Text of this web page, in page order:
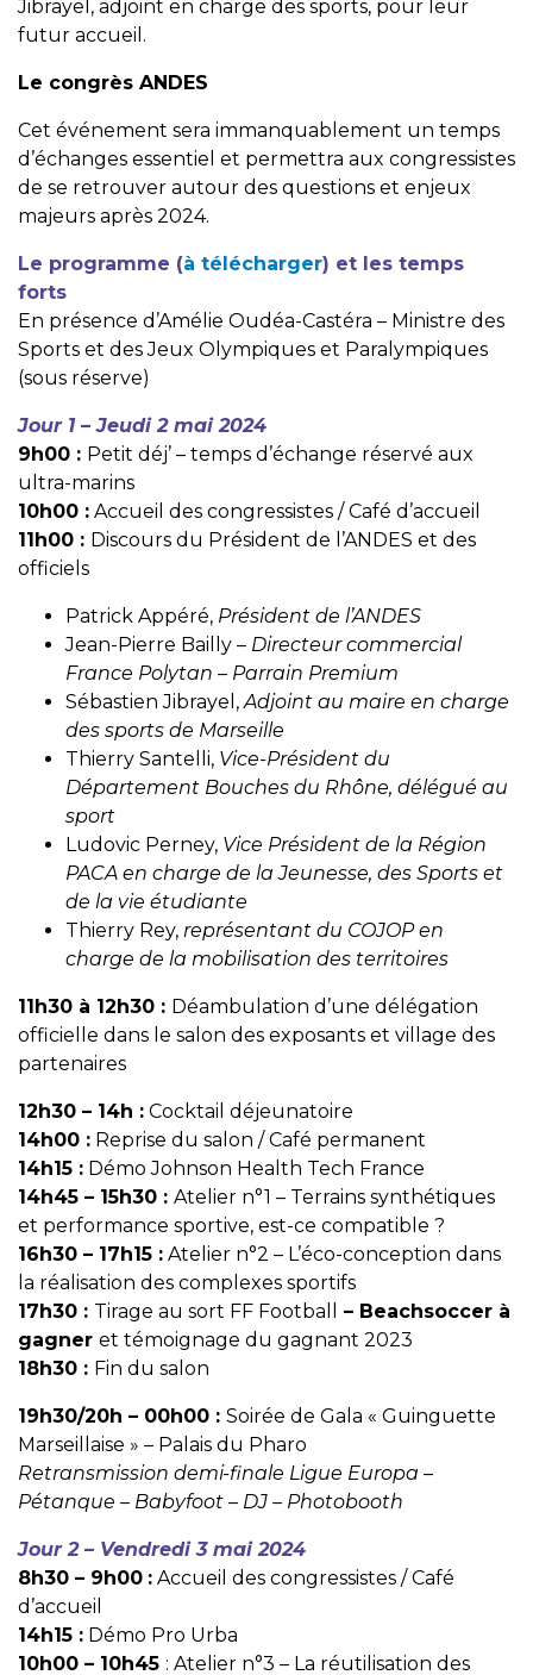
Jibrayel, adjoint en charge des sports, pour leur
futur accueil.
Le congrès ANDES
Cet événement sera immanquablement un temps
d’échanges essentiel et permettra aux congressistes
de se retrouver autour des questions et enjeux
majeurs après 2024.
Le programme (à télécharger) et les temps
forts
En présence d’Amélie Oudéa-Castéra – Ministre des
Sports et des Jeux Olympiques et Paralympiques
(sous réserve)
Jour 1 – Jeudi 2 mai 2024
9h00 : Petit déj’ – temps d’échange réservé aux
ultra-marins
10h00 : Accueil des congressistes / Café d’accueil
11h00 : Discours du Président de l’ANDES et des
officiels
Patrick Appéré, Président de l’ANDES
Jean-Pierre Bailly – Directeur commercial
France Polytan – Parrain Premium
Sébastien Jibrayel,Adjoint au maire en charge
des sports de Marseille
Thierry Santelli, Vice-Président du
Département Bouches du Rhône, délégué au
sport
Ludovic Perney, Vice Président de la Région
PACA en charge de la Jeunesse, des Sports et
de la vie étudiante
Thierry Rey, représentant du COJOP en
charge de la mobilisation des territoires
11h30 à 12h30 : Déambulation d’une délégation
officielle dans le salon des exposants et village des
partenaires
12h30 – 14h : Cocktail déjeunatoire
14h00 : Reprise du salon / Café permanent
14h15 : Démo Johnson Health Tech France
14h45 – 15h30 : Atelier n°1 – Terrains synthétiques
et performance sportive, est-ce compatible ?
16h30 – 17h15 : Atelier n°2 – L’éco-conception dans
la réalisation des complexes sportifs
17h30 : Tirage au sort FF Football
– Beachsoccer à
gagner et témoignage du gagnant 2023
18h30 : Fin du salon
19h30/20h – 00h00 : Soirée de Gala « Guinguette
Marseillaise » – Palais du Pharo
Retransmission demi-finale Ligue Europa –
Pétanque – Babyfoot – DJ – Photobooth
Jour 2 – Vendredi 3 mai 2024
8h30 – 9h00 : Accueil des congressistes / Café
d’accueil
14h15 : Démo Pro Urba
10h00 – 10h45 : Atelier n°3 – La réutilisation des